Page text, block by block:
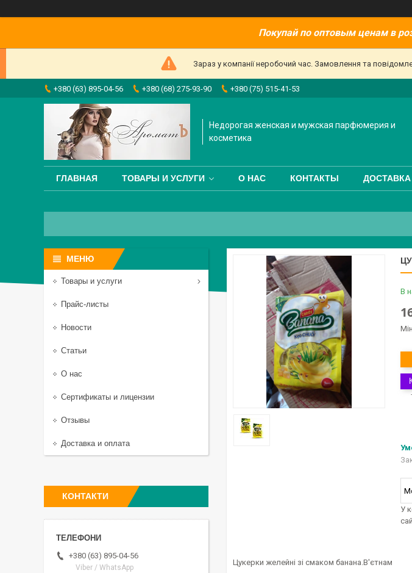
Покупай по оптовым ценам в
Зараз у компанії неробочий час. Замовлення та
+380 (63) 895-04-56 +380 (68) 275-93-90 +380 (75) 515-41-53
Недорогая женская и мужская парфюмерия и
косметика
ГЛАВНАЯ ТОВАРЫ И УСЛУГИ О НАС КОНТАКТЫ
В
У
Цукерки желейні зі смаком банана.В'єтнам
Товары и услуги
Прайс-листы
Новости
Статьи
О нас
Сертификаты и лицензии
Отзывы
Доставка и оплата
КОНТАКТИ
+380 (63) 895-04-56
Viber / WhatsApp